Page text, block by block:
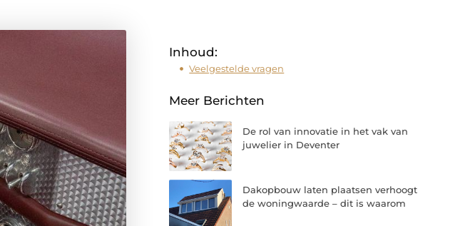
Inhoud:
Veelgestelde vragen
Meer Berichten
De rol van innovatie in het vak van
juwelier in Deventer
Dakopbouw laten plaatsen verhoogt
de woningwaarde – dit is waarom